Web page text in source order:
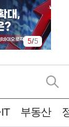
5/5
부동산